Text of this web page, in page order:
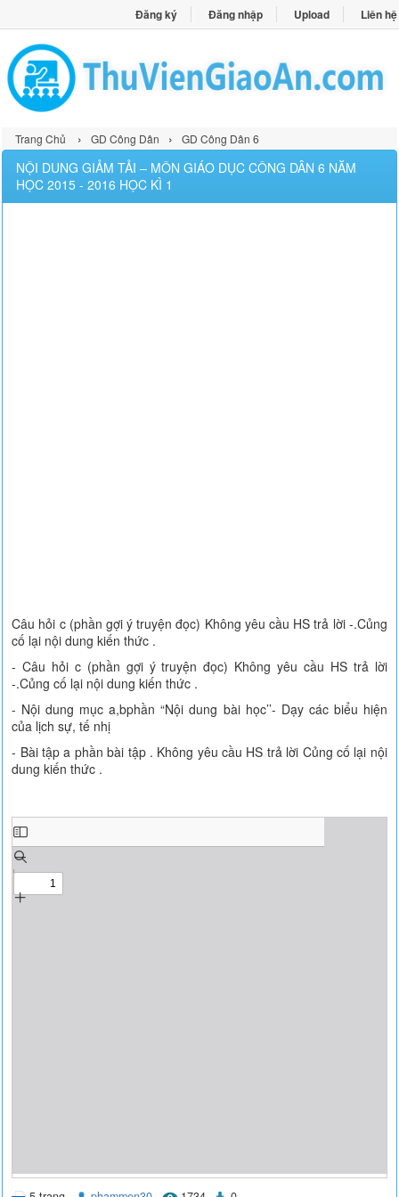
Đăng ký Đăng nhập Upload Liên hệ
Trang Chủ › GD Công Dân › GD Công Dân 6
NỘI DUNG GIẢM TẢI – MÔN GIÁO DỤC CÔNG DÂN 6 NĂM
HỌC 2015 - 2016 HỌC KÌ 1
Câu hỏi c (phần gợi ý truyện đọc) Không yêu cầu HS trả lời -.Củng
cố lại nội dung kiến thức .
- Câu hỏi c (phần gợi ý truyện đọc) Không yêu cầu HS trả lời
-.Củng cố lại nội dung kiến thức .
- Nội dung mục a,bphần “Nội dung bài học’’- Dạy các biểu hiện
của lịch sự, tế nhị
- Bài tập a phần bài tập . Không yêu cầu HS trả lời Củng cố lại nội
dung kiến thức .